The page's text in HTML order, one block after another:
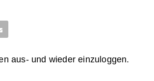
aus- und wieder einzuloggen.